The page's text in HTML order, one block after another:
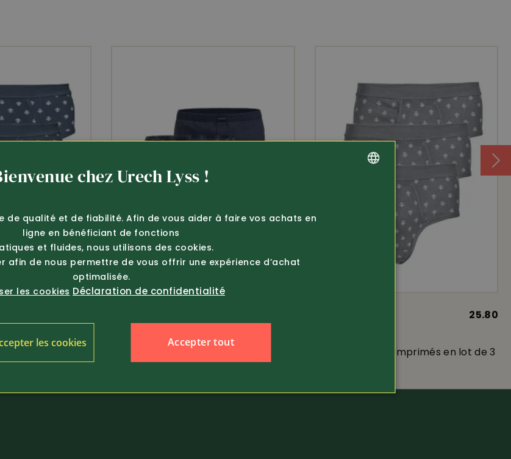
lot de 3
Tom Tailor
Shorts boxer Web lot de 2
25.80
Slips d'hommes imprimés en lot de 3
chez Urech Lyss !
de qualité et de fiabilité. Afin de vous aider à faire vos achats en
ligne en bénéficiant de fonctions
et fluides, nous utilisons des cookies.
afin de nous permettre de vous offrir une expérience d’achat
optimalisée.
les cookies Déclaration de confidentialité
Accepter tout
les cookies